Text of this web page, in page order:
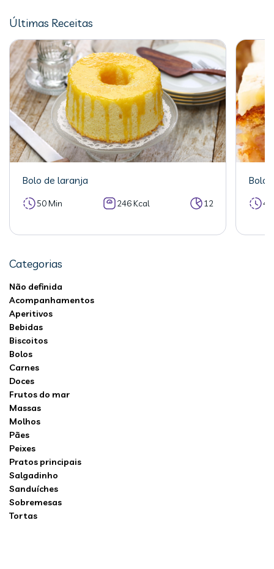
Últimas Receitas
Bolo de laranja
50 Min 246 Kcal 12
Bolo
Categorias
Não definida
Acompanhamentos
Aperitivos
Bebidas
Biscoitos
Bolos
Carnes
Doces
Frutos do mar
Massas
Molhos
Pães
Peixes
Pratos principais
Salgadinho
Sanduíches
Sobremesas
Tortas